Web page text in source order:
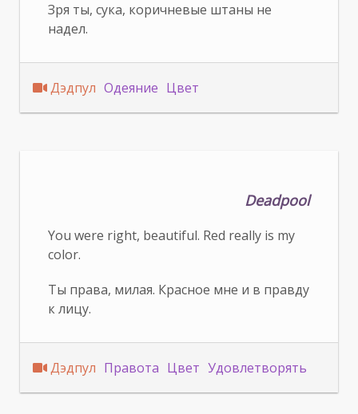
Зря ты, сука, коричневые штаны не
надел.
Дэдпул Одеяние Цвет
Deadpool
You were right, beautiful. Red really is my
color.
Ты права, милая. Красное мне и в правду
к лицу.
Дэдпул Правота Цвет Удовлетворять